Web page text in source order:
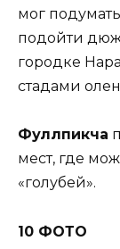
мог
подойти
городке
стадами
Фуллпикча
мест, где
«голубей».
10 ФОТО